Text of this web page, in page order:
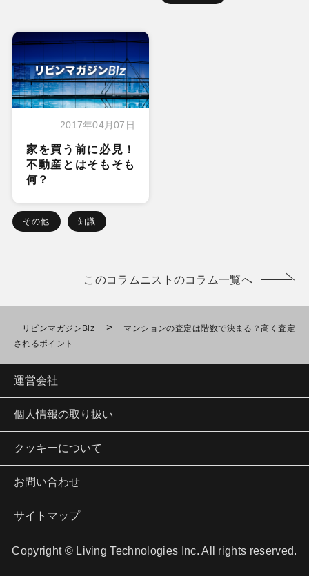
2017年04月07日
家を買う前に必見！
不動産とはそもそも
何？
その他 知識
このコラムニストのコラム一覧へ
リビンマガジンBiz >
マンションの査定は階数で決まる？高く査定
されるポイント
運営会社
個人情報の取り扱い
クッキーについて
お問い合わせ
サイトマップ
Copyright © Living Technologies Inc. All rights reserved.